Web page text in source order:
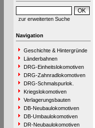
zur erweiterten Suche
Navigation
Geschichte & Hintergründe
Länderbahnen
DRG-Einheitslokomotiven
DRG-Zahnradlokomotiven
DRG-Schmalspurlok.
Kriegslokomotiven
Verlagerungsbauten
DB-Neubaulokomotiven
DB-Umbaulokomotiven
DR-Neubaulokomotiven